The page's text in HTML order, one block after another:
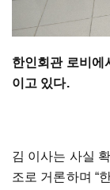
한인회관 로비에
이고 있다.
김 이사는 사실
조로 거론하며 “